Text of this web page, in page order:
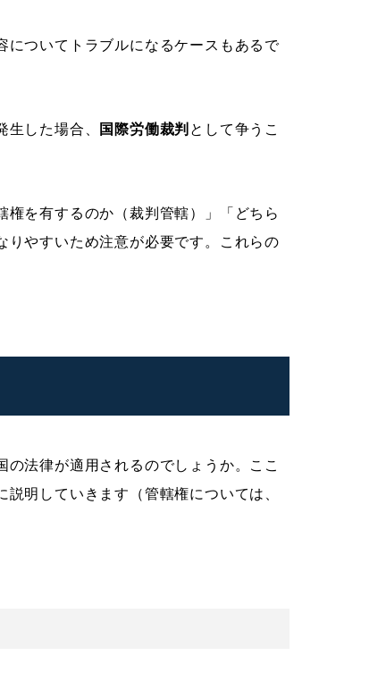
についてトラブルになるケースもあるで
した場合、 国際労働裁判 として争うこ
を有するのか（裁判管轄）」「どちら
りやすいため注意が必要です。これらの
法律が適用されるのでしょうか。ここ
明していきます（管轄権については、